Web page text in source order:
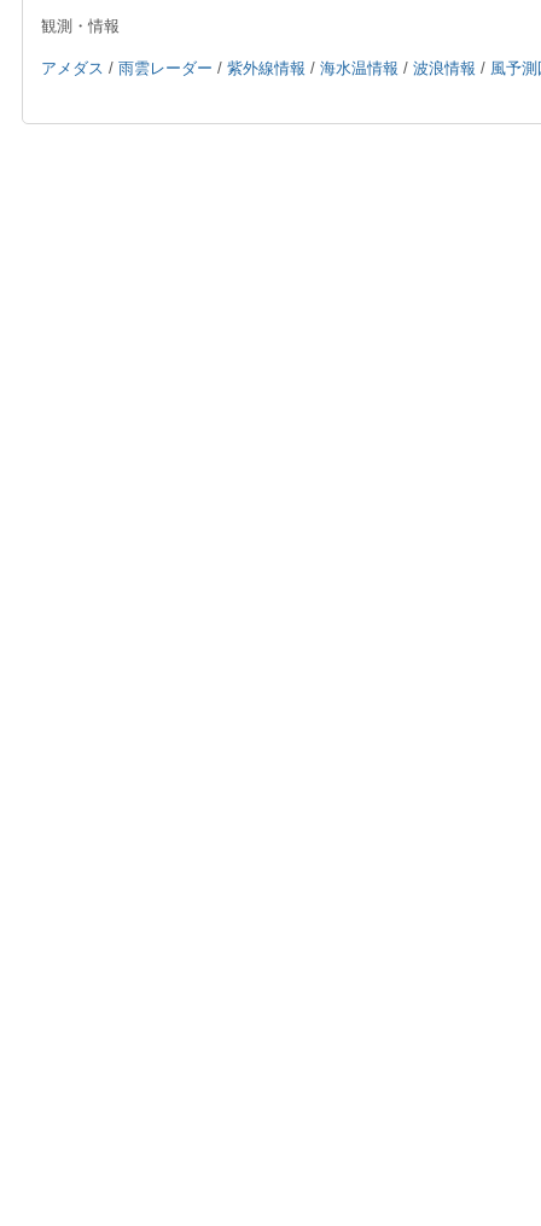
観測・情報
アメダス / 雨雲レーダー / 紫外線情報 / 海水温情報 / 波浪情報 / 風予測